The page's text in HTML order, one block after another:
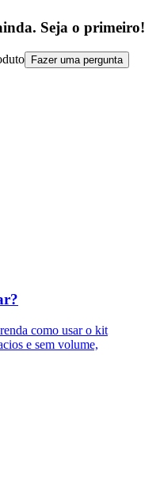
Seja o primeiro!
Fazer uma pergunta
como usar o kit
e sem volume,